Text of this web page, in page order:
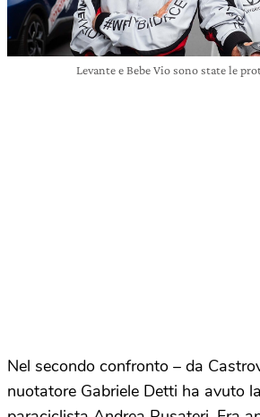
Levante e Bebe Vio sono state le
Nel secondo confronto – da
nuotatore Gabriele Detti ha avuto